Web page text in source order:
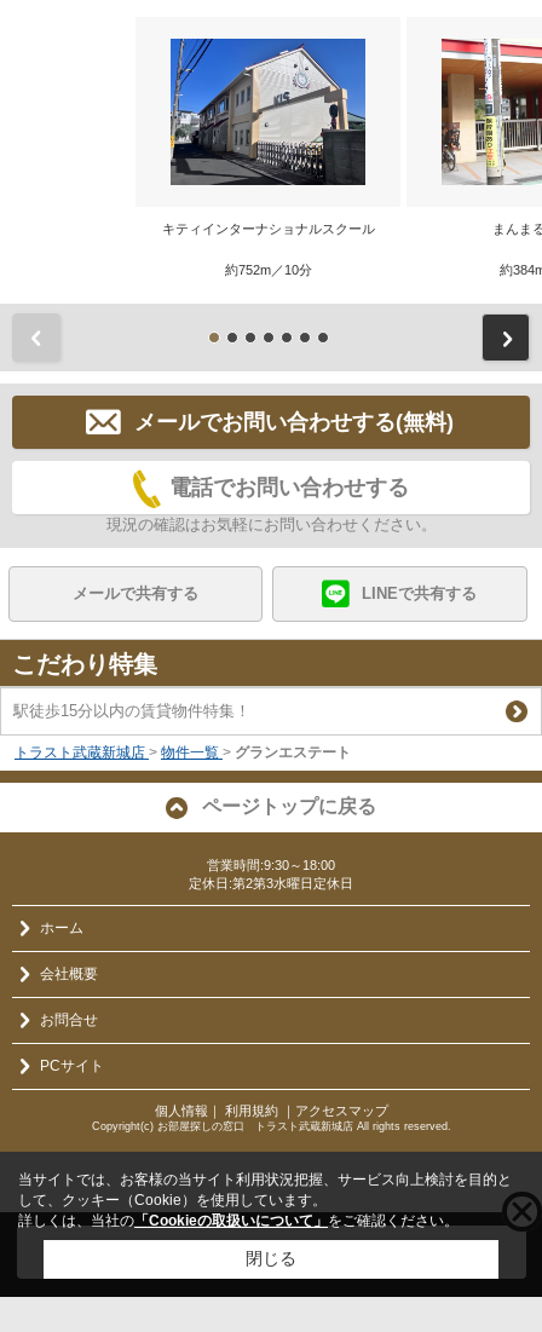
キティインターナショナルスクール
約752m／10分
まんま
約
メールでお問い合わせする(無料)
電話でお問い合わせする
現況の確認はお気軽にお問い合わせください。
メールで共有する LINEで共有する
こだわり特集
駅徒歩15分以内の賃貸物件特集！
トラスト武蔵新城店 > 物件一覧 > グランエステート
ページトップに戻る
営業時間:9:30～18:00
定休日:第2第3水曜日定休日
ホーム
会社概要
お問合せ
PCサイト
個人情報 利用規約｜ アクセスマップ
Copyright(c) お部屋探しの窓口 トラスト武蔵新城店 All rights reserved.
こちらの物件をご覧の方にお勧めな物件
当サイトでは、お客様の当サイト利用状況把握、サービス向上検討を目的と
して、クッキー（Cookie）を使用しています。
詳しくは、当社の 「Cookieの取扱いについて」 をご確認ください。
閉じる